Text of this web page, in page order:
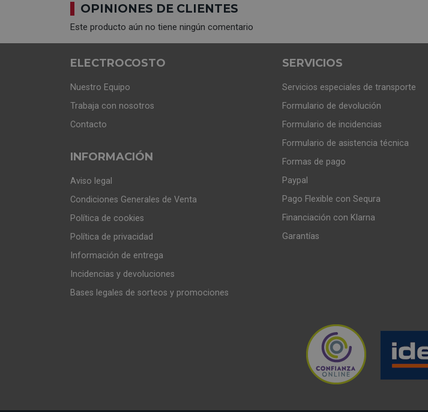
OPINIONES DE CLIENTES
Este producto aún no tiene ningún comentario
ELECTROCOSTO
Nuestro Equipo
Trabaja con nosotros
Contacto
INFORMACIÓN
Aviso legal
Condiciones Generales de Venta
Política de cookies
Política de privacidad
Información de entrega
Incidencias y devoluciones
Bases legales de sorteos y promociones
SERVICIOS
Servicios especiales de transporte
Formulario de devolución
Formulario de incidencias
Formulario de asistencia técnica
Formas de pago
Paypal
Pago Flexible con Sequra
Financiación con Klarna
Garantías